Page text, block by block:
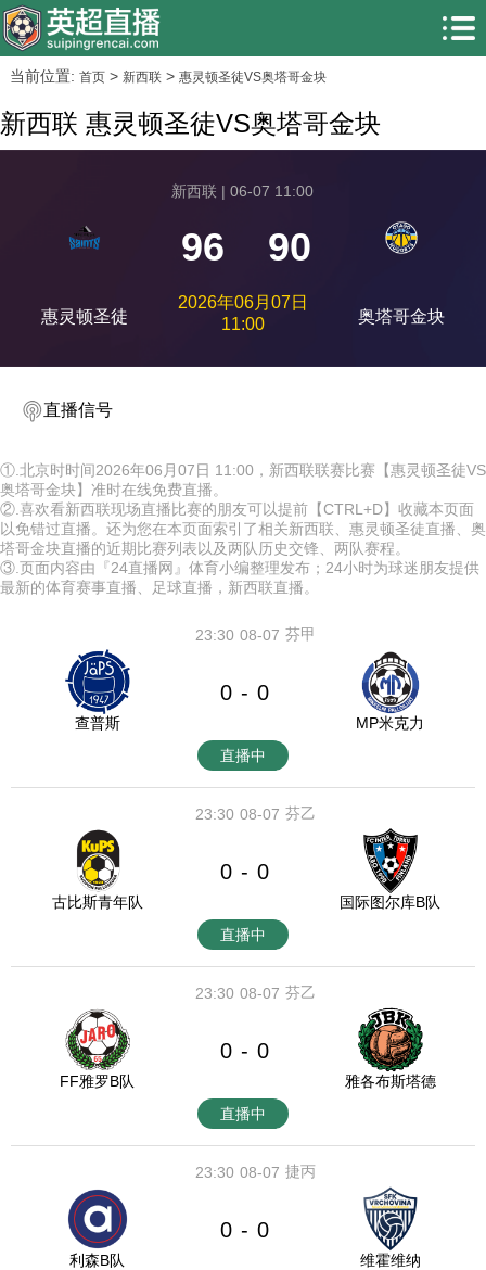
当前位置: 首页> 新西联> 惠灵顿圣徒VS奥塔哥金块
新西联 惠灵顿圣徒VS奥塔哥金块
惠灵顿圣徒
新西联 | 06-07 11:00
96 90
2026年06月07日
11:00
奥塔哥金块
直播信号
①.北京时时间2026年06月07日 11:00，新西联联赛比赛【惠灵顿圣徒VS
奥塔哥金块】准时在线免费直播。
②.喜欢看新西联现场直播比赛的朋友可以提前【CTRL+D】收藏本页面
以免错过直播。还为您在本页面索引了相关新西联、惠灵顿圣徒直播、奥
塔哥金块直播的近期比赛列表以及两队历史交锋、两队赛程。
③.页面内容由『24直播网』体育小编整理发布；24小时为球迷朋友提供
最新的体育赛事直播、足球直播，新西联直播。
08-07
23:30 芬甲
查普斯
0 - 0
MP米克力
直播中
08-07
23:30 芬乙
古比斯青年队
0 - 0
国际图尔库B队
直播中
08-07
23:30 芬乙
FF雅罗B队
0 - 0
雅各布斯塔德
直播中
08-07
23:30 捷丙
利森B队
0 - 0
维霍维纳